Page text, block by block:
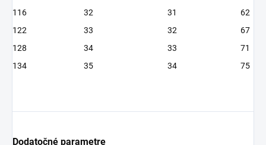
116
32 31
62
122
33 32
67
128
34 33
71
134
35 34 75
Dodatočné parametre